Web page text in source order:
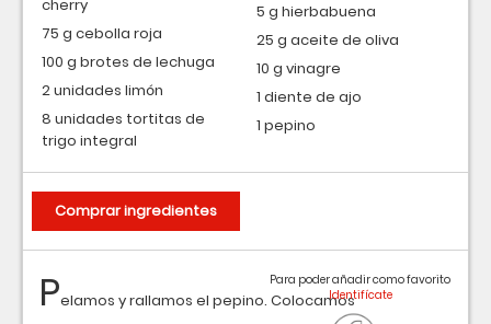
Pelamos y rallamos el pepino. Colocamos
Para poder añadir como favorito
cherry
75 g cebolla roja
100 g brotes de lechuga
2 unidades limón
8 unidades tortitas de
trigo integral
5 g hierbabuena
25 g aceite de oliva
10 g vinagre
1 diente de ajo
1 pepino
Comprar ingredientes